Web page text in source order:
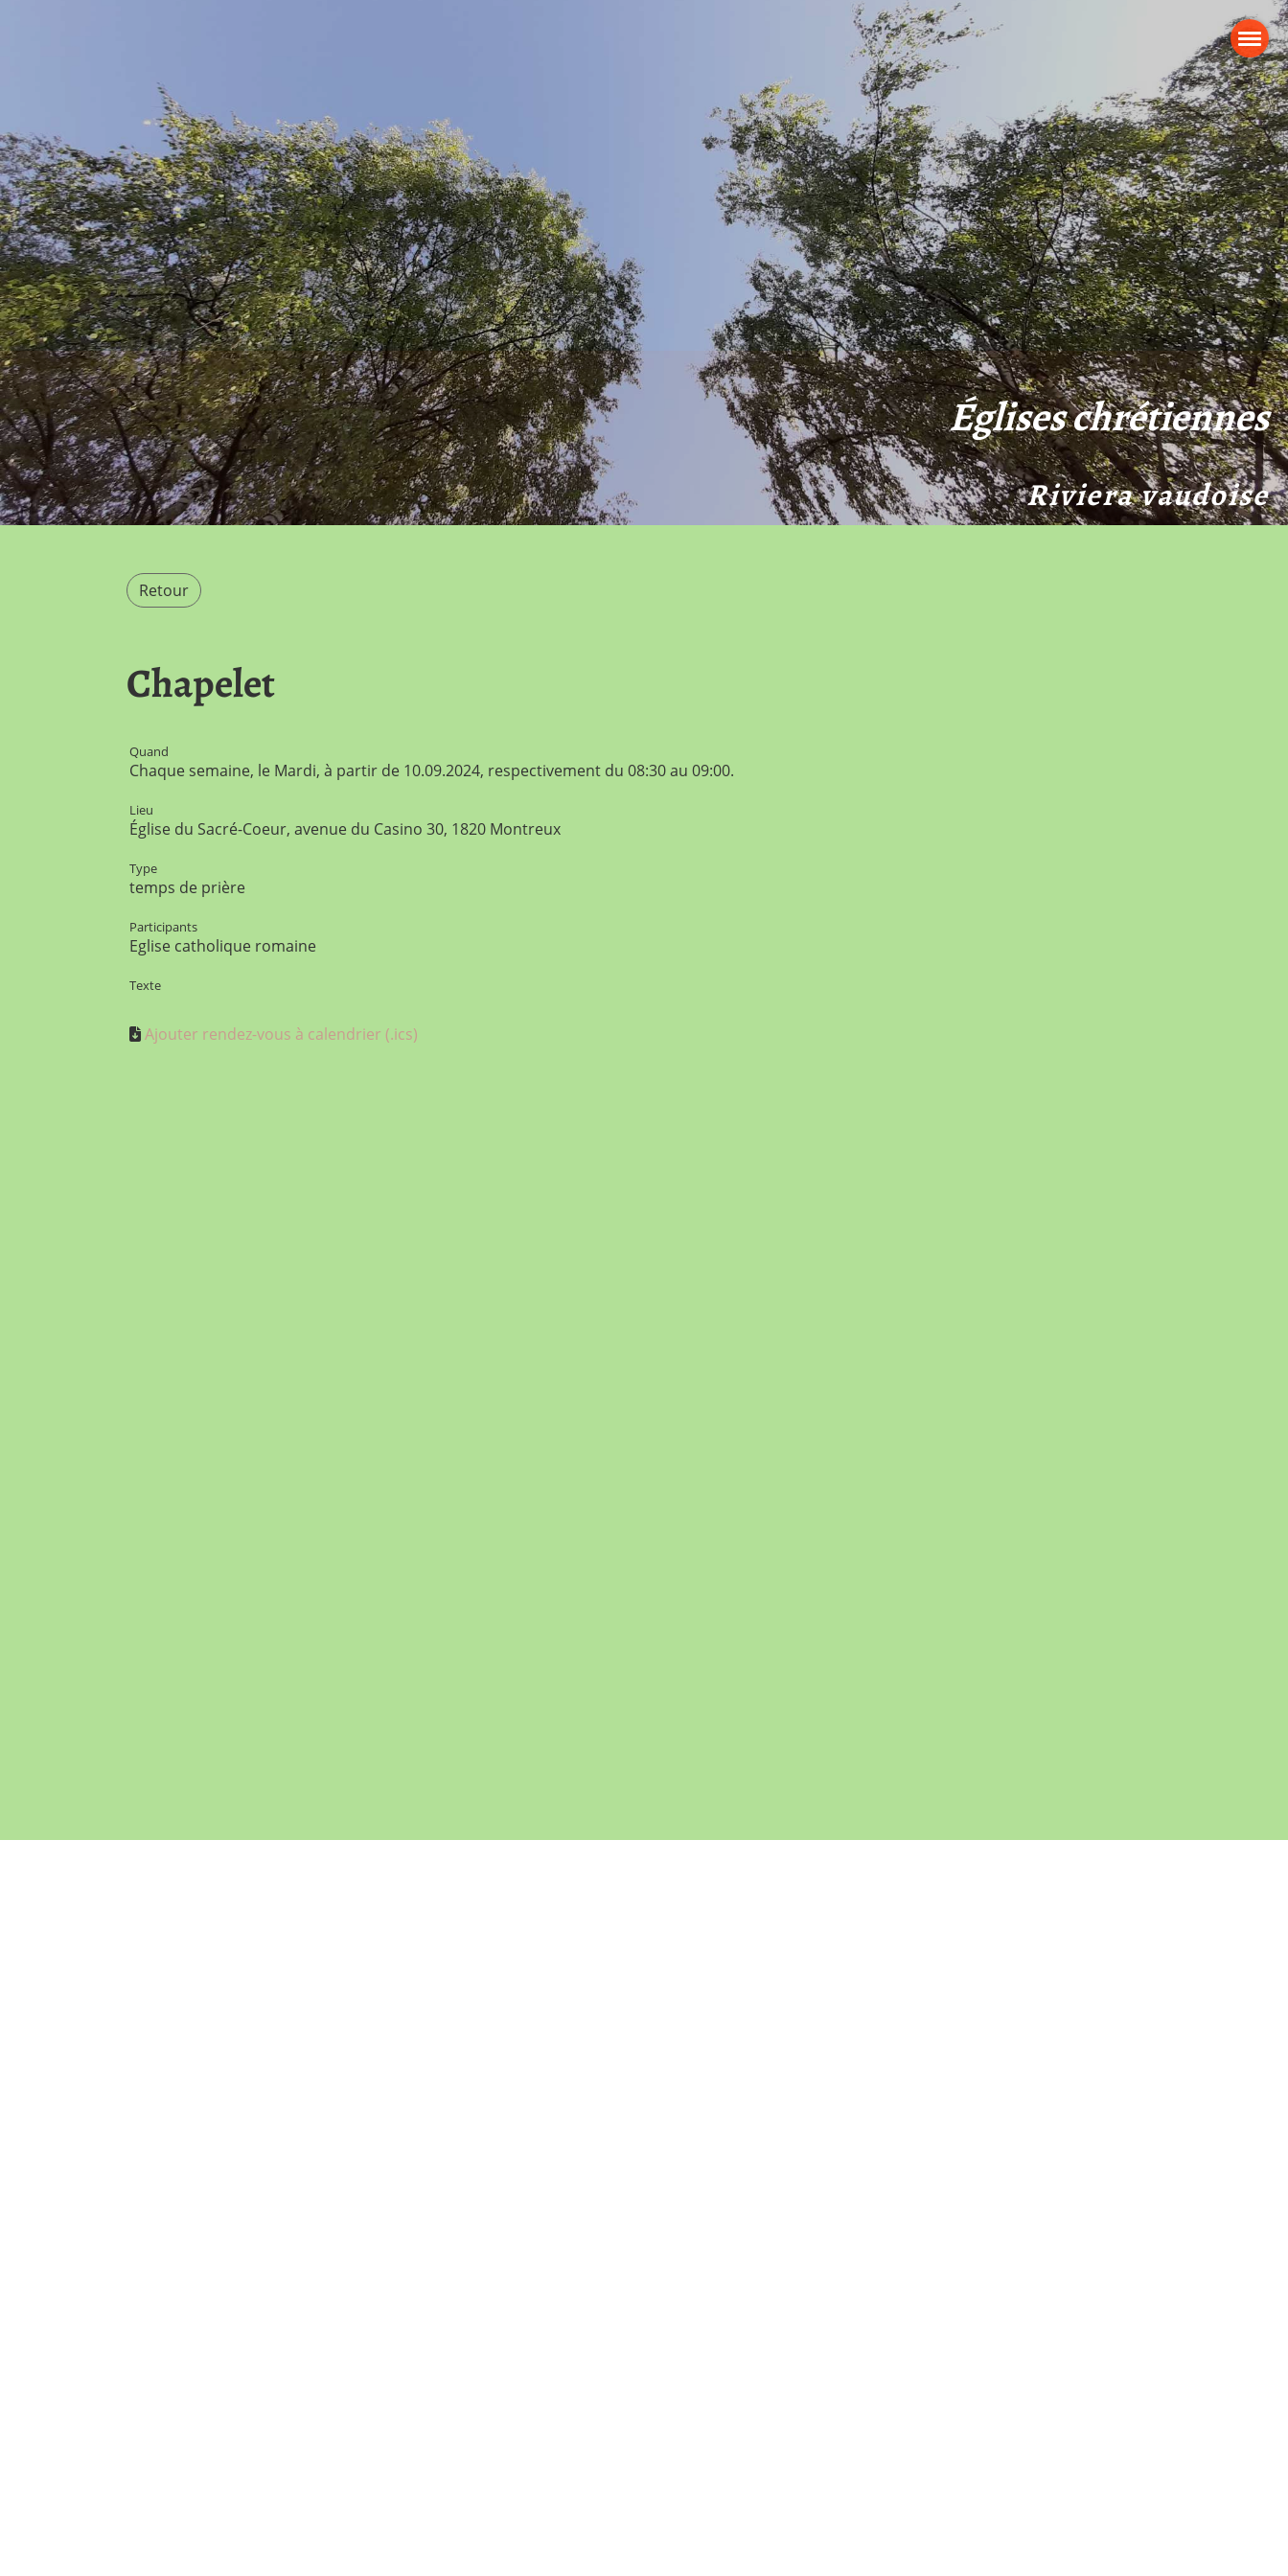
Églises chrétiennes
Riviera vaudoise
Retour
Chapelet
Quand
Chaque semaine, le Mardi, à partir de 10.09.2024, respectivement du 08:30 au 09:00.
Lieu
Église du Sacré-Coeur, avenue du Casino 30, 1820 Montreux
Type
temps de prière
Participants
Eglise catholique romaine
Texte
Ajouter rendez-vous à calendrier (.ics)